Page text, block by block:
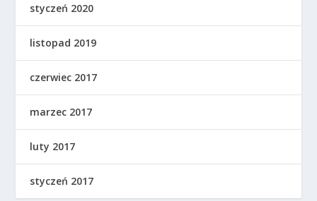
styczeń 2020
listopad 2019
czerwiec 2017
marzec 2017
luty 2017
styczeń 2017